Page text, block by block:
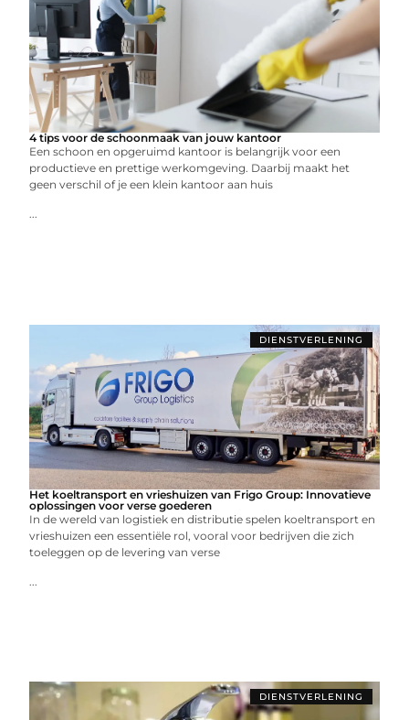
4 tips voor de schoonmaak van jouw kantoor
Een schoon en opgeruimd kantoor is belangrijk voor een
productieve en prettige werkomgeving. Daarbij maakt het
geen verschil of je een klein kantoor aan huis
...
DIENSTVERLENING
Het koeltransport en vrieshuizen van Frigo Group: Innovatieve
oplossingen voor verse goederen
In de wereld van logistiek en distributie spelen koeltransport en
vrieshuizen een essentiële rol, vooral voor bedrijven die zich
toeleggen op de levering van verse
...
DIENSTVERLENING